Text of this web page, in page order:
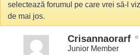
selectează forumul pe care vrei să-l
de mai jos.
Crisannaorarf
Junior Member